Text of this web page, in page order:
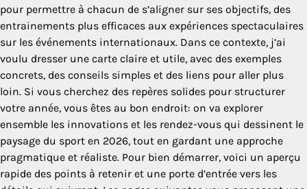
pour permettre à chacun de s’aligner sur ses objectifs, des
entrainements plus efficaces aux expériences spectaculaires
sur les événements internationaux. Dans ce contexte, j’ai
voulu dresser une carte claire et utile, avec des exemples
concrets, des conseils simples et des liens pour aller plus
loin. Si vous cherchez des repères solides pour structurer
votre année, vous êtes au bon endroit: on va explorer
ensemble les innovations et les rendez-vous qui dessinent le
paysage du sport en 2026, tout en gardant une approche
pragmatique et réaliste. Pour bien démarrer, voici un aperçu
rapide des points à retenir et une porte d’entrée vers les